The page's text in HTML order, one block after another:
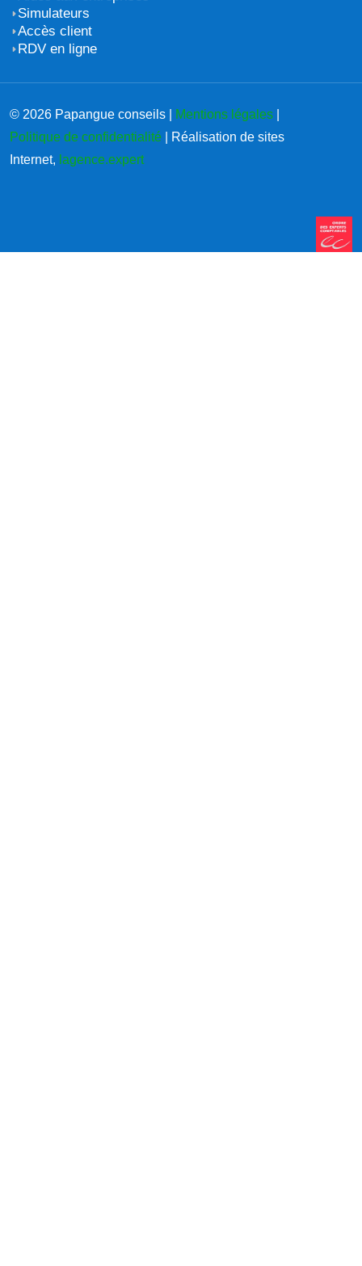
Simulateurs
Accès client
RDV en ligne
© 2026 Papangue conseils | Mentions légales
Politique de confidentialité | Réalisation de sites
Internet, lagence.expert